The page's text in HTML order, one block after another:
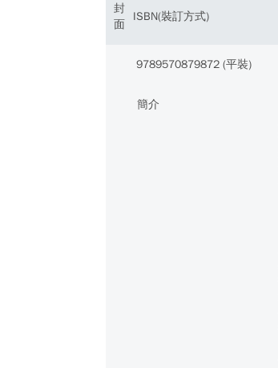
封
面
ISBN(裝訂方式)
9789570879872 (平裝)
簡介